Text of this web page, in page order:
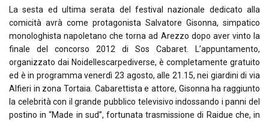
La sesta ed ultima serata del festival nazionale dedicato alla
comicità avrà come protagonista Salvatore Gisonna, simpatico
monologhista napoletano che torna ad Arezzo dopo aver vinto la
finale del concorso 2012 di Sos Cabaret. L’appuntamento,
organizzato dai Noidellescarpediverse, è completamente gratuito
ed è in programma venerdì 23 agosto, alle 21.15, nei giardini di via
Alfieri in zona Tortaia. Cabarettista e attore, Gisonna ha raggiunto
la celebrità con il grande pubblico televisivo indossando i panni del
postino in “Made in sud”, fortunata trasmissione di Raidue che, in